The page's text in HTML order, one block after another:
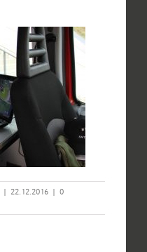
| 22.12.2016 | 0